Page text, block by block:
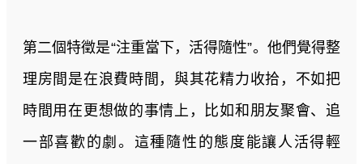
第二個特徵是“注重當下，活得隨性”。他們覺得整
理房間是在浪費時間，與其花精力收拾，不如把
時間用在更想做的事情上，比如和朋友聚會、追
一部喜歡的劇。這種隨性的態度能讓人活得輕